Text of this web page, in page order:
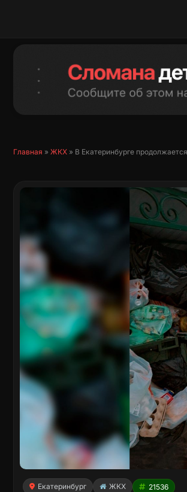
Главная » ЖКХ » В Екатеринбурге
Екатеринбург ЖКХ 21536